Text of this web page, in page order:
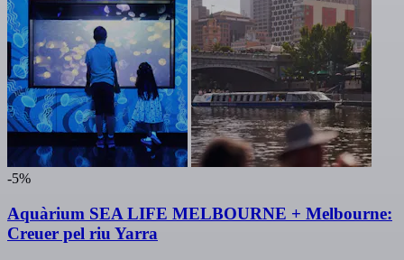
-5%
Aquàrium SEA LIFE MELBOURNE + Melbourne:
Creuer pel riu Yarra